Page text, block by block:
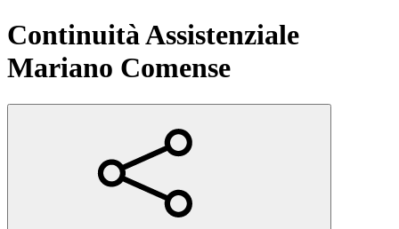
Continuità Assistenziale
Mariano Comense